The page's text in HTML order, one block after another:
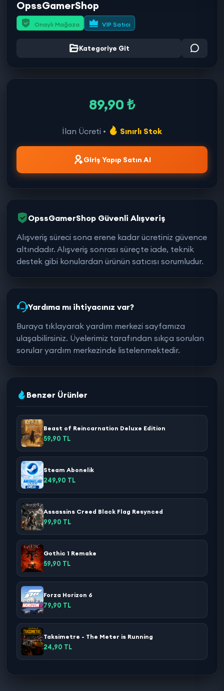
OpssGamerShop
Onaylı Mağaza VIP Satıcı
Kategoriye Git
89,90 ₺
İlan Ücreti • Sınırlı Stok
Giriş Yapıp Satın Al
OpssGamerShop Güvenli Alışveriş
Alışveriş süreci sona erene kadar ücretiniz güvence
altındadır. Alışveriş sonrası süreçte iade, teknik
destek gibi konulardan ürünün satıcısı sorumludur.
Yardıma mı ihtiyacınız var?
Buraya tıklayarak yardım merkezi sayfamıza
ulaşabilirsiniz. Üyelerimiz tarafından sıkça sorulan
sorular yardım merkezinde listelenmektedir.
Benzer Ürünler
Beast of Reincarnation Deluxe Edition
59,90 TL
Steam Abonelik
249,90 TL
Assassins Creed Black Flag Resynced
99,90 TL
Gothic 1 Remake
59,90 TL
Forza Horizon 6
79,90 TL
Taksimetre - The Meter is Running
24,90 TL